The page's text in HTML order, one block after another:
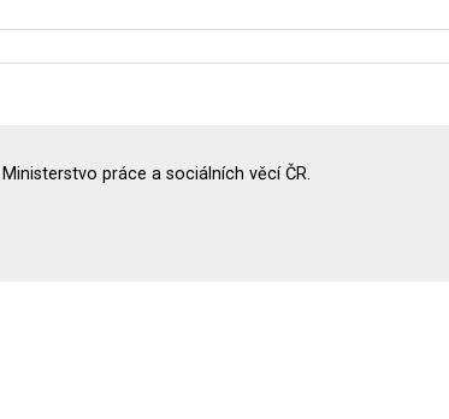
práce a sociálních věcí ČR.